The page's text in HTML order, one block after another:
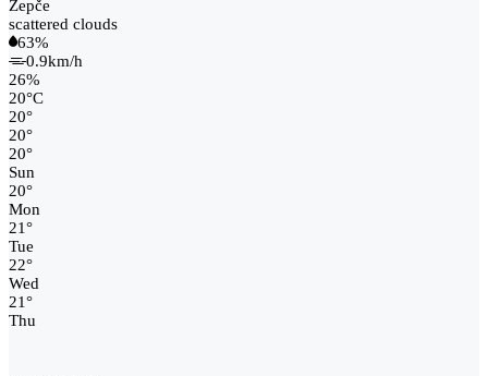
Žepče
scattered clouds
63%
0.9km/h
26%
20°C
20°
20°
20°
Sun
20°
Mon
21°
Tue
22°
Wed
21°
Thu